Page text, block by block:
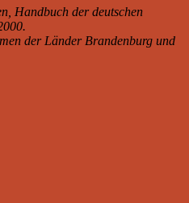
Handbuch der deutschen
der Länder Brandenburg und